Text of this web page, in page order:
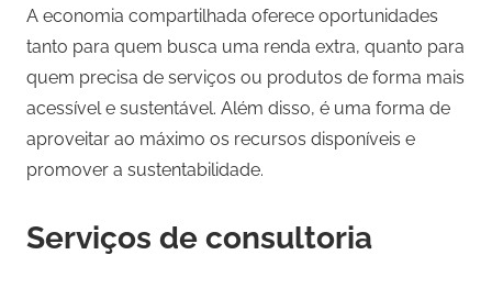
A economia compartilhada oferece oportunidades
tanto para quem busca uma renda extra, quanto para
quem precisa de serviços ou produtos de forma mais
acessível e sustentável. Além disso, é uma forma de
aproveitar ao máximo os recursos disponíveis e
promover a sustentabilidade.
Serviços de consultoria